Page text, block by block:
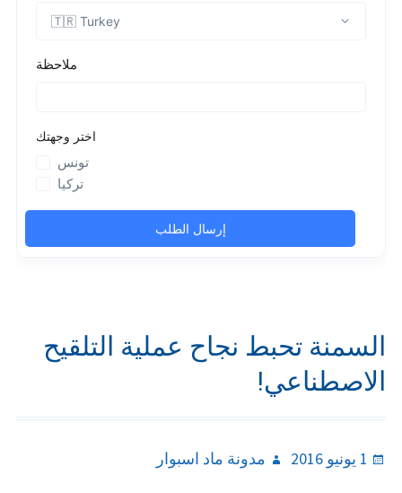
السمنة تحبط نجاح عملية التلقيح
الاصطناعي!
Posted
1 يونيو 2016 Author
مدونة ماد اسبوار